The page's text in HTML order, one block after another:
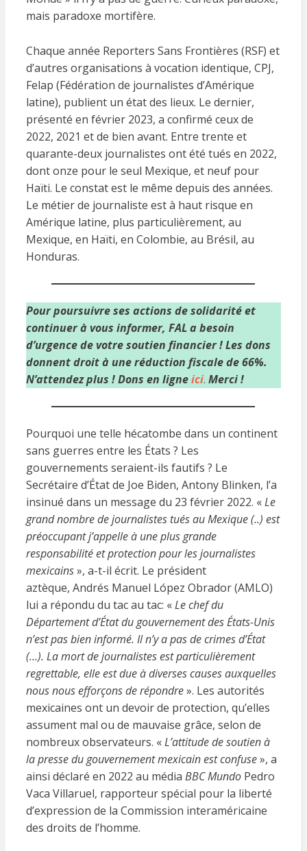
mais paradoxe mortifère.
Chaque année Reporters Sans Frontières (RSF) et
d’autres organisations à vocation identique, CPJ,
Felap (Fédération de journalistes d’Amérique
latine), publient un état des lieux. Le dernier,
présenté en février 2023, a confirmé ceux de
2022, 2021 et de bien avant. Entre trente et
quarante-deux journalistes ont été tués en 2022,
dont onze pour le seul Mexique, et neuf pour
Haïti. Le constat est le même depuis des années.
Le métier de journaliste est à haut risque en
Amérique latine, plus particulièrement, au
Mexique, en Haïti, en Colombie, au Brésil, au
Honduras.
Pour poursuivre ses actions de solidarité et
continuer à vous informer, FAL a besoin
d’urgence de votre soutien financier ! Les dons
donnent droit à une réduction fiscale de 66%.
N’attendez plus !Dons en ligneici. Merci !
Pourquoi une telle hécatombe dans un continent
sans guerres entre les États ? Les
gouvernements seraient-ils fautifs ? Le
Secrétaire d’État de Joe Biden, Antony Blinken, l’a
insinué dans un message du 23 février 2022. «Le
grand nombre de journalistes tués au Mexique (..) est
préoccupant j’appelle à une plus grande
responsabilité et protection pour les journalistes
mexicains», a-t-il écrit. Le président
aztèque, Andrés Manuel López Obrador (AMLO)
lui a répondu du tac au tac: «Le chef du
Département d’État du gouvernement des États-Unis
n’est pas bien informé. Il n’y a pas de crimes d’État
(…). La mort de journalistes est particulièrement
regrettable, elle est due à diverses causes auxquelles
nous nous efforçons de répondre». Les autorités
mexicaines ont un devoir de protection, qu’elles
assument mal ou de mauvaise grâce, selon de
nombreux observateurs. «L’attitude de soutien à
la presse du gouvernement mexicain est confuse», a
ainsi déclaré en 2022 au média BBC MundoPedro
Vaca Villaruel, rapporteur spécial pour la liberté
d’expression de la Commission interaméricaine
des droits de l’homme.